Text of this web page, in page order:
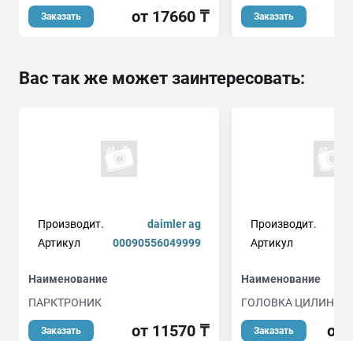
Заказать от 17660 ₸ Заказать
Вас так же может заинтересовать:
Производит.
daimler ag
Артикул
00090556049999
Наименование
ПАРКТРОНИК
Заказать от 11570 ₸
Производит.
Артикул
Наименование
ГОЛОВКА
Заказать от